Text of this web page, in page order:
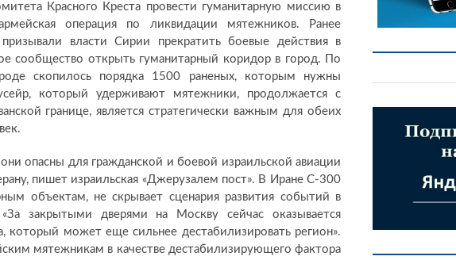
Красного Креста провести гуманитарную миссию в
операция по ликвидации мятежников. Ранее
власти Сирии прекратить боевые действия в
сообщество открыть гуманитарный коридор в город. По
скопилось порядка 1500 раненых, которым нужны
который удерживают мятежники, продолжается с
границе, является стратегически важным для обеих
опасны для гражданской и боевой израильской авиации
пишет израильская «Джерузалем пост». В Иране С-300
объектам, не скрывает сценария развития событий в
закрытыми дверями на Москву сейчас оказывается
который может еще сильнее дестабилизировать регион».
мятежникам в качестве дестабилизирующего фактора